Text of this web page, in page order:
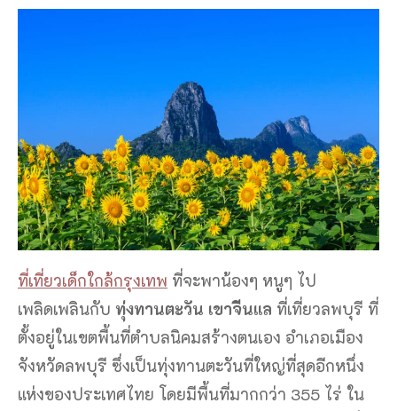
ที่เที่ยวเด็กใกล้กรุงเทพ ที่จะพาน้องๆ หนูๆ ไป
เพลิดเพลินกับ ทุ่งทานตะวัน เขาจีนแล ที่เที่ยวลพบุรี ที่
ตั้งอยู่ในเขตพื้นที่ตำบลนิคมสร้างตนเอง อำเภอเมือง
จังหวัดลพบุรี ซึ่งเป็นทุ่งทานตะวันที่ใหญ่ที่สุดอีกหนึ่ง
แห่งของประเทศไทย โดยมีพื้นที่มากกว่า 355 ไร่ ใน